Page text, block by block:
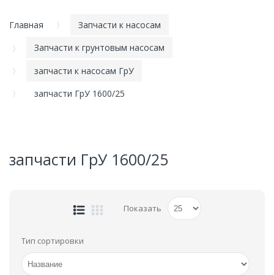
Главная
Запчасти к насосам
Запчасти к грунтовым насосам
запчасти к насосам ГрУ
запчасти ГрУ 1600/25
запчасти ГрУ 1600/25
Показать
Тип сортировки